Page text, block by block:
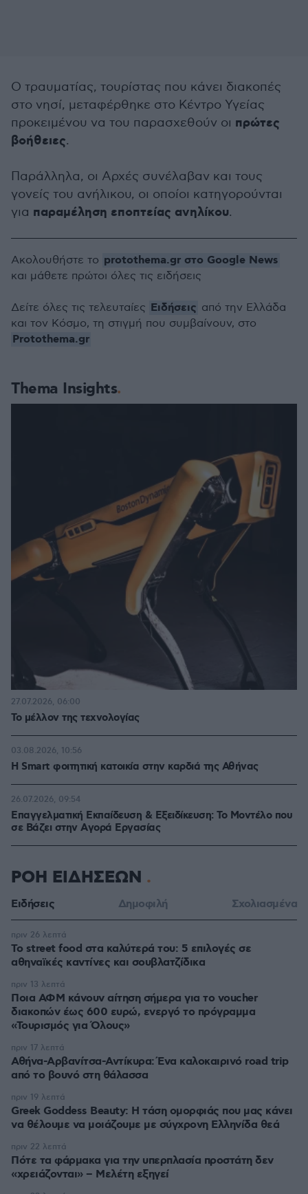
Ο τραυματίας, τουρίστας που κάνει διακοπές
στο νησί, μεταφέρθηκε στο Κέντρο Υγείας
προκειμένου να του παρασχεθούν οι πρώτες
βοήθειες.
Παράλληλα, οι Αρχές συνέλαβαν και τους
γονείς του ανήλικου, οι οποίοι κατηγορούνται
για παραμέληση εποπτείας ανηλίκου.
Thema Insights
Το μέλλον της τεχνολογίας
27.07.2026, 06:00
Η Smart φοιτητική κατοικία στην καρδιά της Αθήνας
03.08.2026, 10:56
Επαγγελματική Εκπαίδευση & Εξειδίκευση: Το Mοντέλο που
σε Bάζει στην Aγορά Eργασίας
26.07.2026, 09:54
Ακολουθήστε το protothema.gr στο Google News
και μάθετε πρώτοι όλες τις ειδήσεις
Δείτε όλες τις τελευταίες Ειδήσεις από την Ελλάδα
και τον Κόσμο, τη στιγμή που συμβαίνουν, στο
Protothema.gr
ΡΟΗ ΕΙΔΗΣΕΩΝ
Ειδήσεις Δημοφιλή Σχολιασμένα
Το street food στα καλύτερά του: 5 επιλογές σε
αθηναϊκές καντίνες και σουβλατζίδικα
πριν 26 λεπτά
Ποια ΑΦΜ κάνουν αίτηση σήμερα για το voucher
διακοπών έως 600 ευρώ, ενεργό το πρόγραμμα
«Τουρισμός για Όλους»
πριν 13 λεπτά
Αθήνα-Αρβανίτσα-Αντίκυρα: Ένα καλοκαιρινό road trip
από το βουνό στη θάλασσα
πριν 17 λεπτά
Greek Goddess Beauty: Η τάση ομορφιάς που μας κάνει
να θέλουμε να μοιάζουμε με σύγχρονη Ελληνίδα θεά
πριν 19 λεπτά
Πότε τα φάρμακα για την υπερπλασία προστάτη δεν
«χρειάζονται» – Μελέτη εξηγεί
πριν 22 λεπτά